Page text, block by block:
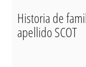
Historia de
apellido SCOT